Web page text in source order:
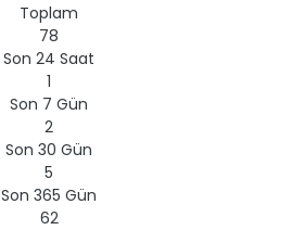
Toplam
78
Son 24 Saat
1
Son 7 Gün
2
Son 30 Gün
5
Son 365 Gün
62